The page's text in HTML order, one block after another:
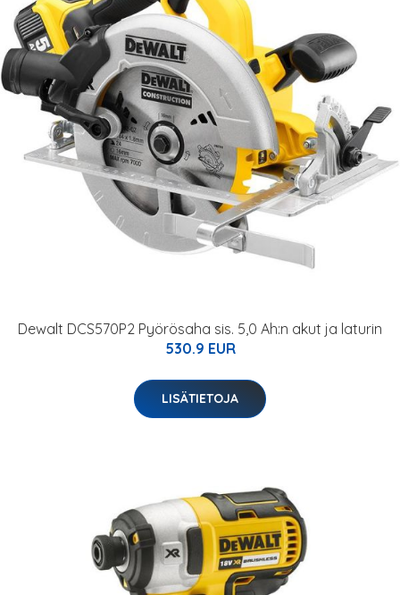
Dewalt DCS570P2 Pyörösaha sis. 5,0 Ah:n akut ja laturin
530.9 EUR
LISÄTIETOJA